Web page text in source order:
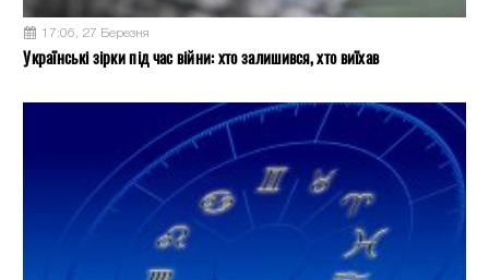
17:06, 27 Березня
Українські зірки під час війни: хто залишився, хто виїхав